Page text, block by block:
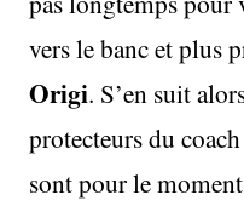
vers le banc et plus
Origi. S’en suit
protecteurs du
sont pour le